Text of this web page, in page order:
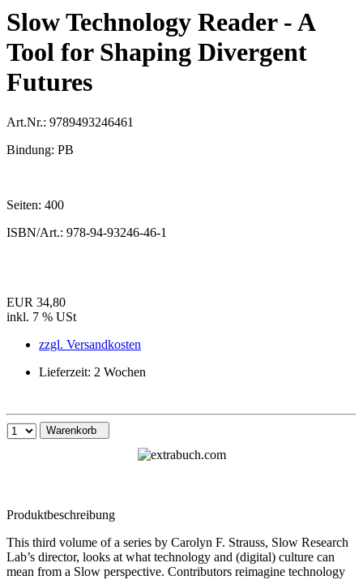
Slow Technology Reader - A
Tool for Shaping Divergent
Futures
Art.Nr.: 9789493246461
Bindung: PB
Seiten: 400
ISBN/Art.: 978-94-93246-46-1
EUR 34,80
inkl. 7 % USt
zzgl. Versandkosten
Lieferzeit: 2 Wochen
Warenkorb
Produktbeschreibung
This third volume of a series by Carolyn F. Strauss, Slow Research
Lab’s director, looks at what technology and (digital) culture can
mean from a Slow perspective. Contributors reimagine technology